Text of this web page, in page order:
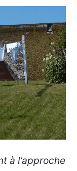
à l’approche